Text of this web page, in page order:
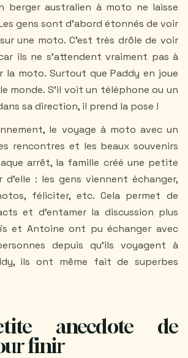
berger australien à moto ne laisse
gens sont d'abord étonnés de voir
une moto. C'est très drôle de voir
ils ne s'attendent vraiment pas à
la moto. Surtout que Paddy en joue
monde. S'il voit un téléphone ou un
sa direction, il prend la pose !
le voyage à moto avec un
rencontres et les beaux souvenirs
arrêt, la famille créé une petite
: les gens viennent échanger,
féliciter, etc. Cela permet de
et d'entamer la discussion plus
et Antoine ont pu échanger avec
depuis qu'ils voyagent à
ils ont même fait de superbes
anecdote de
finir